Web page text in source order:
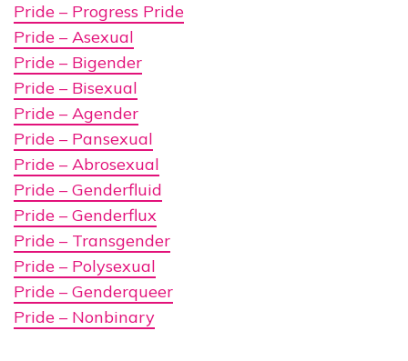
Pride – Progress Pride
Pride – Asexual
Pride – Bigender
Pride – Bisexual
Pride – Agender
Pride – Pansexual
Pride – Abrosexual
Pride – Genderfluid
Pride – Genderflux
Pride – Transgender
Pride – Polysexual
Pride – Genderqueer
Pride – Nonbinary